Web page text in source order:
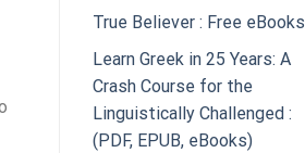
True Believer : Free eBooks
Learn Greek in 25 Years: A
Crash Course for the
Linguistically Challenged :
(PDF, EPUB, eBooks)